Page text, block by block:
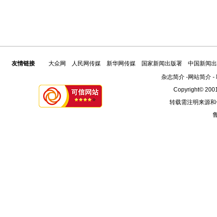
友情链接 大众网 人民网传媒 新华网传媒 国家新闻出版署
中国新闻
杂志简介-网站简介-
Copyright©
转载需注明来源